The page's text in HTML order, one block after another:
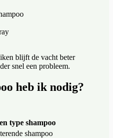
blijft de vacht beter
snel een probleem.
heb ik nodig?
type shampoo
shampoo